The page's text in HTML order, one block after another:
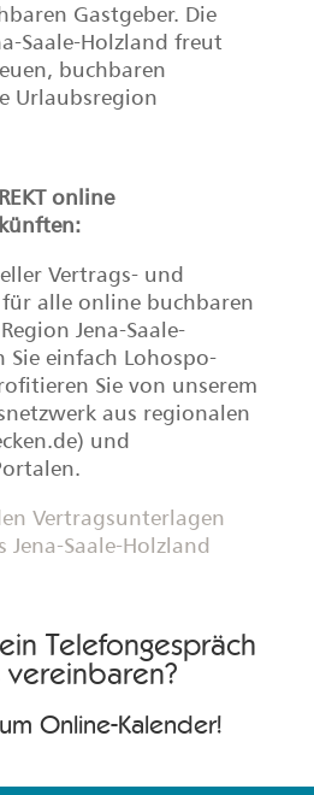
Gastgeber. Die
Saale-Holzland freut
buchbaren
Urlaubsregion
online
Vertrags- und
alle online buchbaren
Jena-Saale-
Sie einfach Lohospo-
Sie von unserem
aus regionalen
und
Vertragsunterlagen
Saale-Holzland
Telefongespräch
vereinbaren?
Online-Kalender!